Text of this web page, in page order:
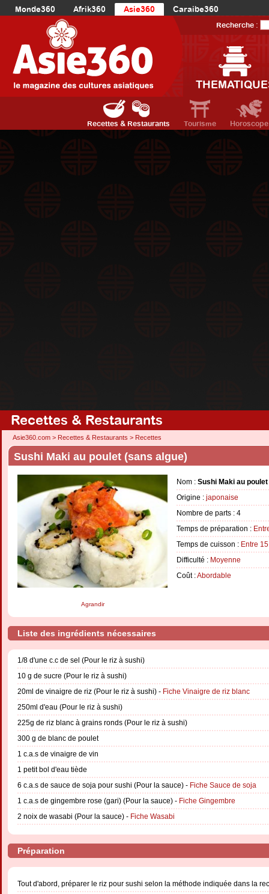
Monde360 Afrik360 Asie360
Caraibe360
Europe360
AmériqueDuNord360
Océanie360
Recherche :
Recettes & Restaurants Tourisme Horoscope
Recettes & Restaurants
Asie360.com > Recettes & Restaurants > Recettes
Sushi Maki au poulet (sans algue)
Agrandir
Nom : Sushi Maki au
Origine : japonaise
Nombre de parts : 4
Temps de préparation :
Temps de cuisson : Entre
Difficulté : Moyenne
Coût :Abordable
Liste des ingrédients nécessaires
1/8 d'une c.c de sel (Pour le riz à sushi)
10 g de sucre (Pour le riz à sushi)
20ml de vinaigre de riz (Pour le riz à sushi) - Fiche Vinaigre de riz blanc
250ml d'eau (Pour le riz à sushi)
225g de riz blanc à grains ronds (Pour le riz à sushi)
300 g de blanc de poulet
1 c.a.s de vinaigre de vin
1 petit bol d'eau tiède
6 c.a.s de sauce de soja pour sushi (Pour la sauce) - Fiche Sauce de soja
1 c.a.s de gingembre rose (gari) (Pour la sauce) - Fiche Gingembre
2 noix de wasabi (Pour la sauce) - Fiche Wasabi
Préparation
Tout d'abord, préparer le riz pour sushi selon la méthode indiquée dans la